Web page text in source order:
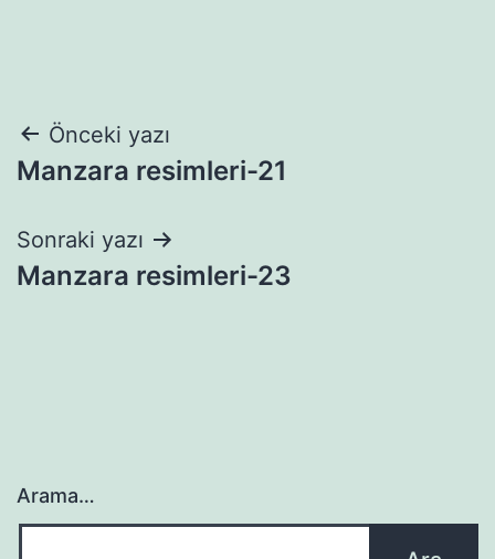
Yazı
gezinmesi
Önceki yazı
Manzara resimleri-21
Sonraki yazı
Manzara resimleri-23
Arama…